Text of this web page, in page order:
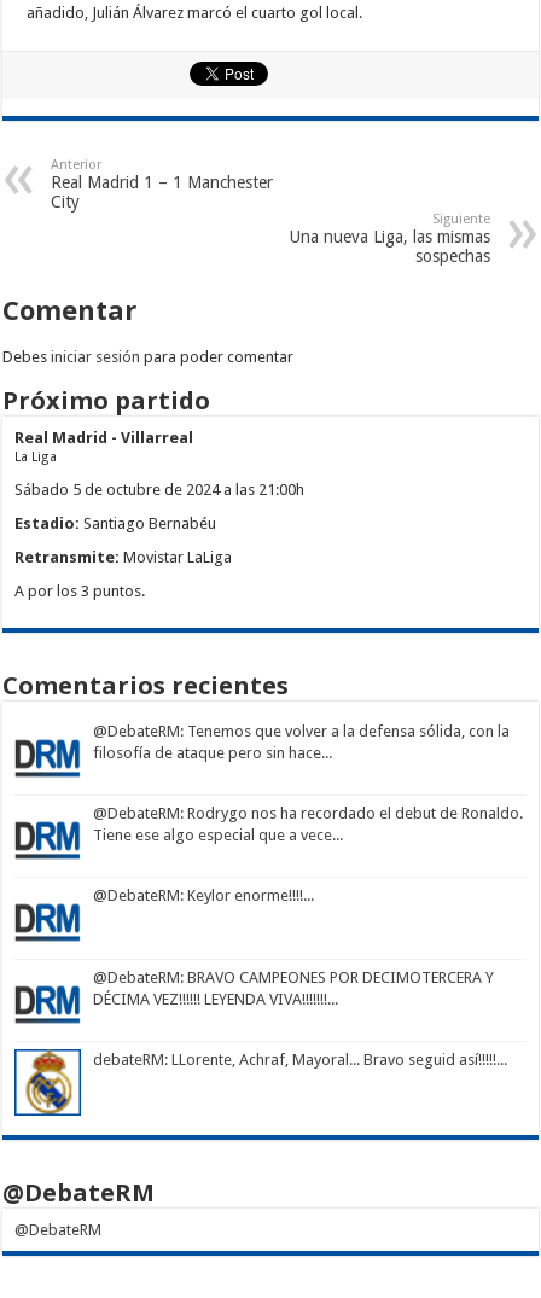
añadido, Julián Álvarez marcó el cuarto gol local.
Anterior
Real Madrid 1 – 1 Manchester
City
Siguiente
Una nueva Liga, las mismas
sospechas
Comentar
Debesiniciar sesión para poder comentar
Próximo partido
Real Madrid - Villarreal
La Liga
Sábado 5 de octubre de 2024 a las 21:00h
Estadio: Santiago Bernabéu
Retransmite: Movistar LaLiga
A por los 3 puntos.
Comentarios recientes
@DebateRM: Tenemos que volver a la defensa sólida, con la
filosofía de ataque pero sin hace...
@DebateRM: Rodrygo nos ha recordado el debut de Ronaldo.
Tiene ese algo especial que a vece...
@DebateRM: Keylor enorme!!!!...
@DebateRM: BRAVO CAMPEONES POR DECIMOTERCERA Y
DÉCIMA VEZ!!!!!! LEYENDA VIVA!!!!!!!...
debateRM: LLorente, Achraf, Mayoral... Bravo seguid así!!!!!...
@DebateRM
@DebateRM